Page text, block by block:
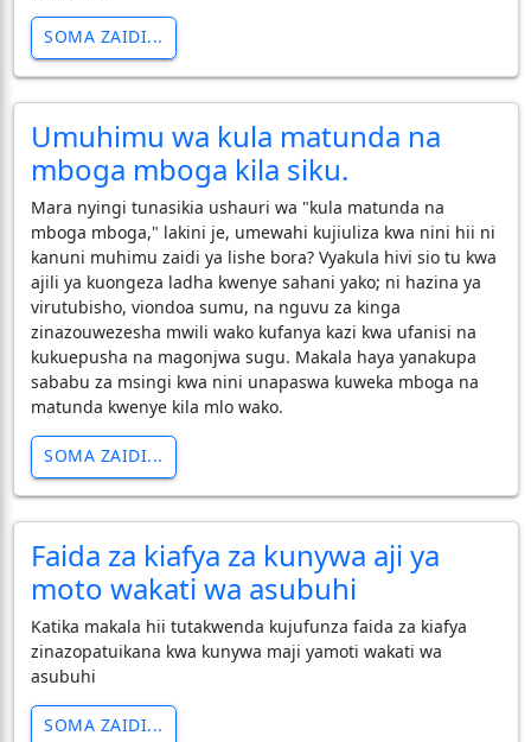
SOMA ZAIDI...
Umuhimu wa kula matunda na
mboga mboga kila siku.
Mara nyingi tunasikia ushauri wa "kula matunda na
mboga mboga," lakini je, umewahi kujiuliza kwa nini hii ni
kanuni muhimu zaidi ya lishe bora? Vyakula hivi sio tu kwa
ajili ya kuongeza ladha kwenye sahani yako; ni hazina ya
virutubisho, viondoa sumu, na nguvu za kinga
zinazouwezesha mwili wako kufanya kazi kwa ufanisi na
kukuepusha na magonjwa sugu. Makala haya yanakupa
sababu za msingi kwa nini unapaswa kuweka mboga na
matunda kwenye kila mlo wako.
SOMA ZAIDI...
Faida za kiafya za kunywa aji ya
moto wakati wa asubuhi
Katika makala hii tutakwenda kujufunza faida za kiafya
zinazopatuikana kwa kunywa maji yamoti wakati wa
asubuhi
SOMA ZAIDI...